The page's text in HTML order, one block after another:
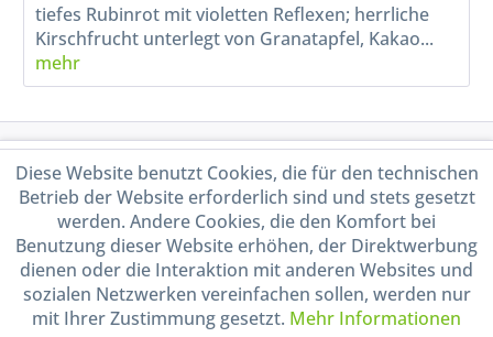
tiefes Rubinrot mit violetten Reflexen; herrliche
Kirschfrucht unterlegt von Granatapfel, Kakao...
mehr
Service Hotline
Shop Service
Informationen
Handel mit BIO-Weinen
Diese Website benutzt Cookies, die für den technischen
Betrieb der Website erforderlich sind und stets gesetzt
werden. Andere Cookies, die den Komfort bei
Benutzung dieser Website erhöhen, der Direktwerbung
dienen oder die Interaktion mit anderen Websites und
sozialen Netzwerken vereinfachen sollen, werden nur
mit Ihrer Zustimmung gesetzt. Mehr Informationen